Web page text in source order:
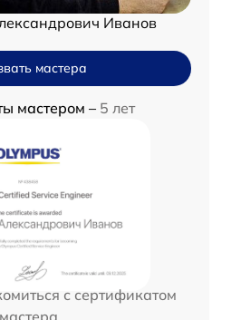
Иванов
мастера
мастером – 5 лет
с сертификатом